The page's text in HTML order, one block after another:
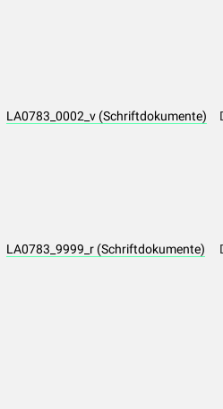
LA0783_0002_v (Schriftdokumente)
LA0783_9999_r (Schriftdokumente)